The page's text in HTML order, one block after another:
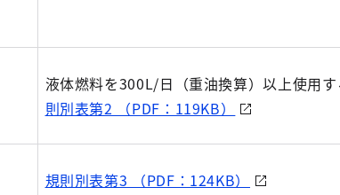
液体燃料を300L/日（重油換算）以上使用
則別表第2 （PDF：119KB）
規則別表第3 （PDF：124KB）